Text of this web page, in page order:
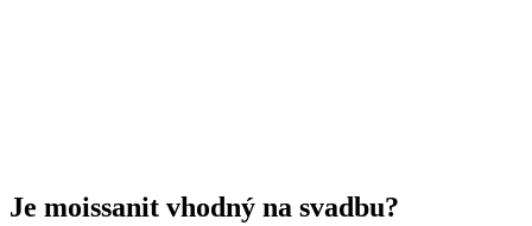
Je moissanit vhodný na svadbu?